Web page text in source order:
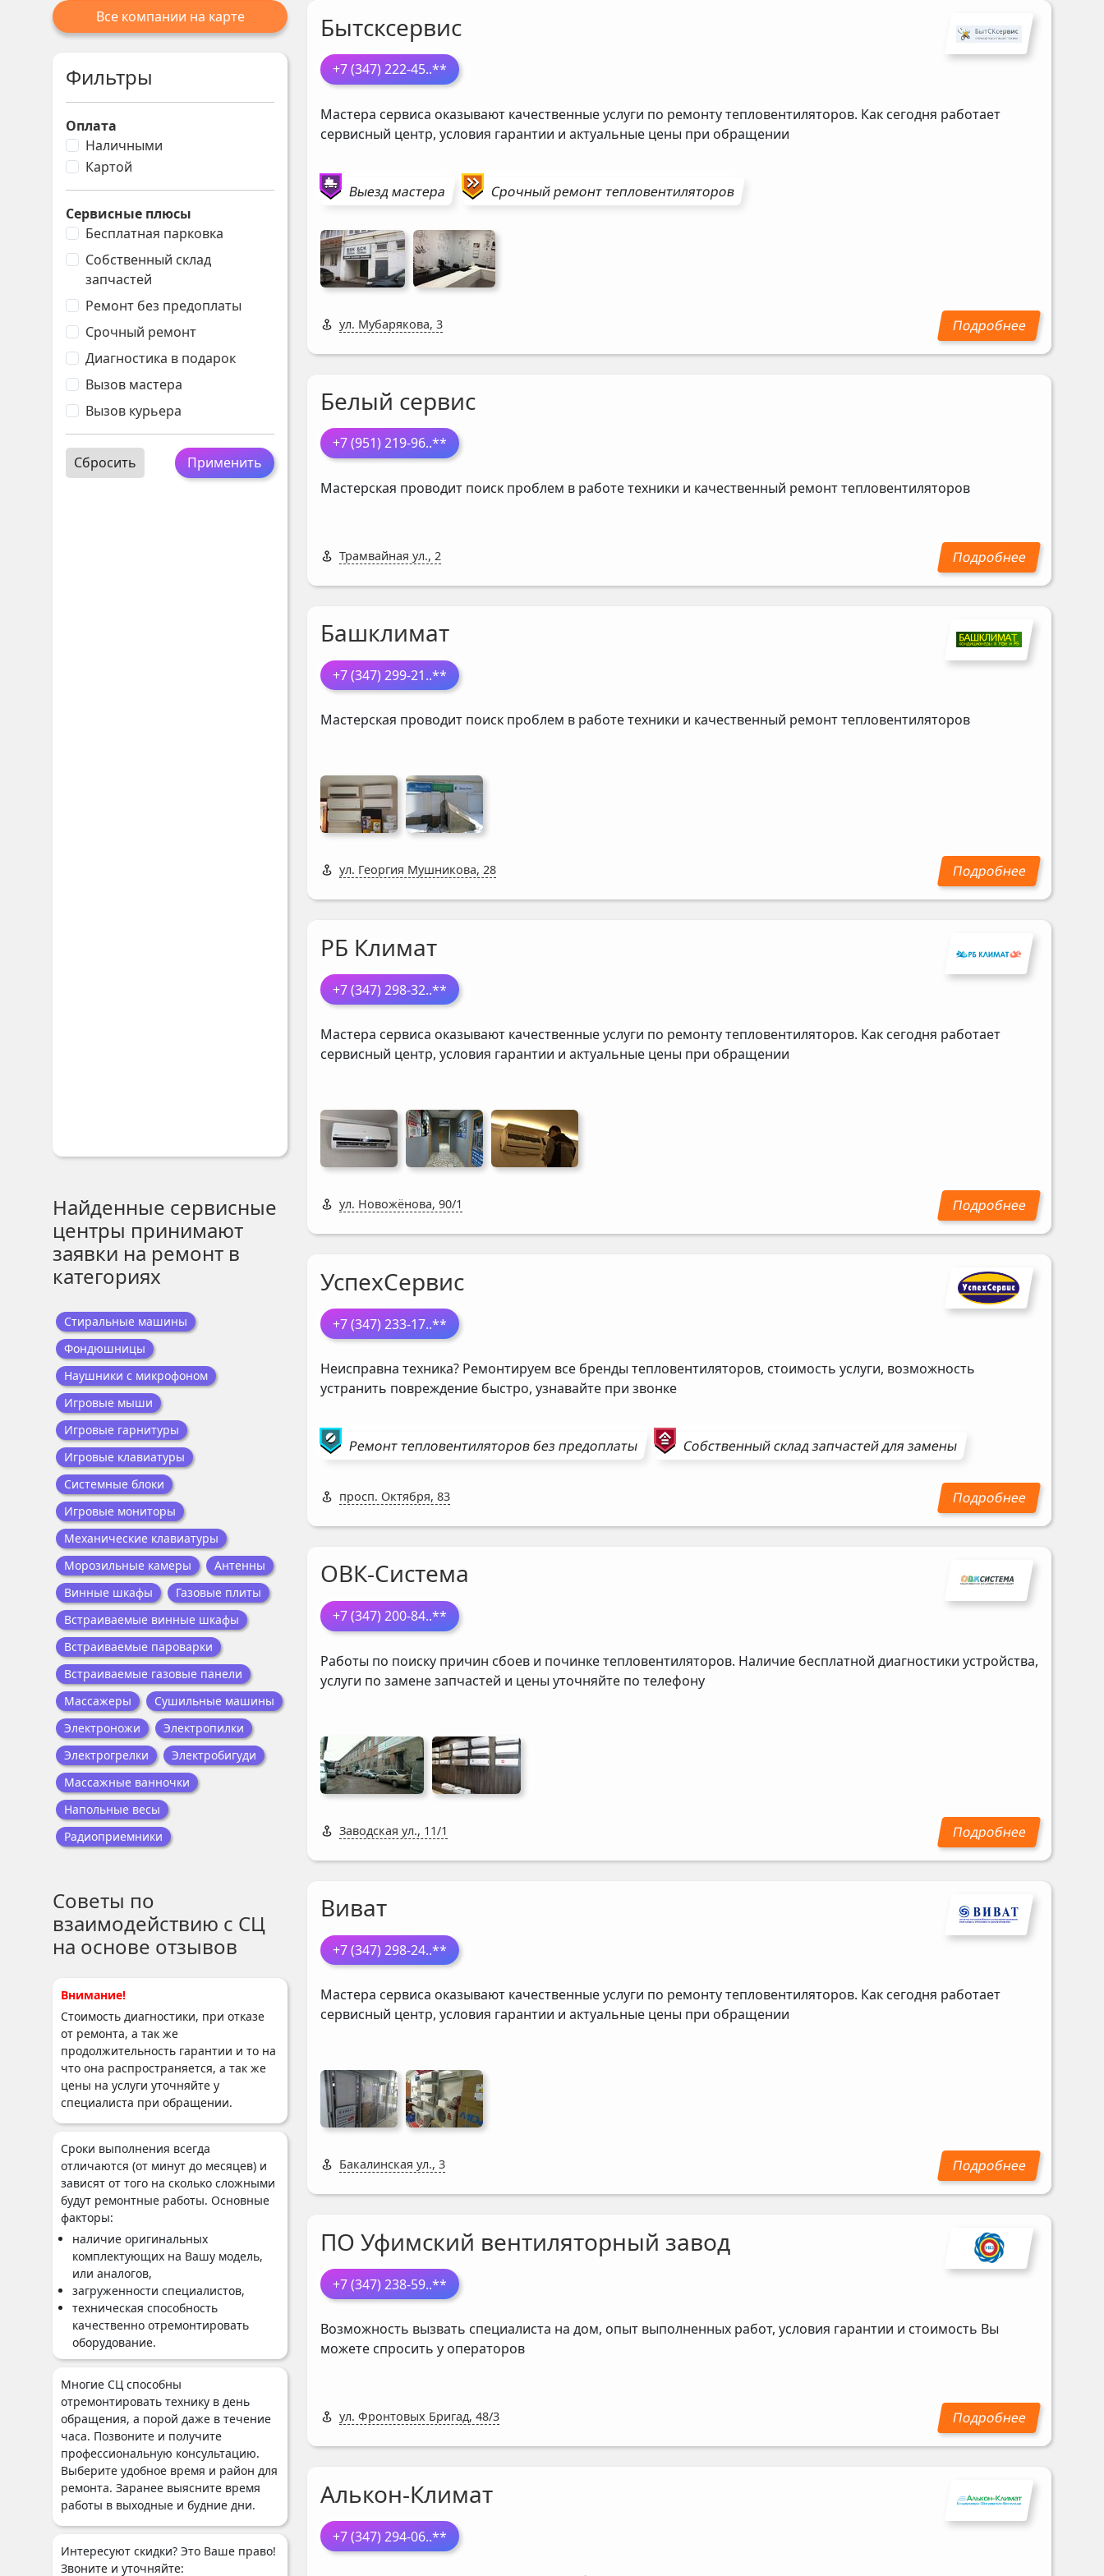
Все компании на карте
Фильтры
Оплата
Наличными
Картой
Сервисные плюсы
Бесплатная парковка
Собственный склад
запчастей
Ремонт без предоплаты
Срочный ремонт
Диагностика в подарок
Вызов мастера
Вызов курьера
Применить
Сбросить
Найденные сервисные
центры принимают
заявки на ремонт в
категориях
Стиральные машины
Фондюшницы
Наушники с микрофоном
Игровые мыши
Игровые гарнитуры
Игровые клавиатуры
Системные блоки
Игровые мониторы
Механические клавиатуры
Морозильные камеры
Антенны
Винные шкафы
Газовые плиты
Встраиваемые винные шкафы
Встраиваемые пароварки
Встраиваемые газовые панели
Массажеры
Сушильные машины
Электроножи
Электропилки
Электрогрелки
Электробигуди
Массажные ванночки
Напольные весы
Радиоприемники
Советы по
взаимодействию с СЦ
на основе отзывов
Внимание!
Стоимость диагностики, при отказе
от ремонта, а так же
продолжительность гарантии и то на
что она распространяется, а так же
цены на услуги уточняйте у
специалиста при обращении.
Сроки выполнения всегда
отличаются (от минут до месяцев) и
зависят от того на сколько сложными
будут ремонтные работы. Основные
факторы:
наличие оригинальных
комплектующих на Вашу модель,
или аналогов,
загруженности специалистов,
техническая способность
качественно отремонтировать
оборудование.
Многие СЦ способны
отремонтировать технику в день
обращения, а порой даже в течение
часа. Позвоните и получите
профессиональную консультацию.
Выберите удобное время и район для
ремонта. Заранее выясните время
работы в выходные и будние дни.
Интересуют скидки? Это Ваше право!
Звоните и уточняйте:
Бытсксервис
+7 (347) 222-45..**
Мастера сервиса оказывают качественные услуги по ремонту тепловентиляторов. Как сегодня работает
сервисный центр, условия гарантии и актуальные цены при обращении
Выезд мастера Срочный ремонттепловентиляторов
ул. Мубарякова, 3
Белый сервис
+7 (951) 219-96..**
Мастерская проводит поиск проблем в работе техники и качественный ремонт тепловентиляторов
Трамвайная ул., 2
Башклимат
+7 (347) 299-21..**
Мастерская проводит поиск проблем в работе техники и качественный ремонт тепловентиляторов
ул. Георгия Мушникова, 28
РБ Климат
+7 (347) 298-32..**
Мастера сервиса оказывают качественные услуги по ремонту тепловентиляторов. Как сегодня работает
сервисный центр, условия гарантии и актуальные цены при обращении
ул. Новожёнова, 90/1
УспехСервис
+7 (347) 233-17..**
Неисправна техника? Ремонтируем все бренды тепловентиляторов, стоимость услуги, возможность
устранить повреждение быстро, узнавайте при звонке
Ремонттепловентиляторовбез предоплаты Собственный склад запчастей для замены
просп. Октября, 83
ОВК-Система
+7 (347) 200-84..**
Работы по поиску причин сбоев и починке тепловентиляторов. Наличие бесплатной диагностики устройства,
услуги по замене запчастей и цены уточняйте по телефону
Заводская ул., 11/1
Виват
+7 (347) 298-24..**
Мастера сервиса оказывают качественные услуги по ремонту тепловентиляторов. Как сегодня работает
сервисный центр, условия гарантии и актуальные цены при обращении
Бакалинская ул., 3
ПО Уфимский вентиляторный завод
+7 (347) 238-59..**
Возможность вызвать специалиста на дом, опыт выполненных работ, условия гарантии и стоимость Вы
можете спросить у операторов
ул. Фронтовых Бригад, 48/3
Алькон-Климат
+7 (347) 294-06..**